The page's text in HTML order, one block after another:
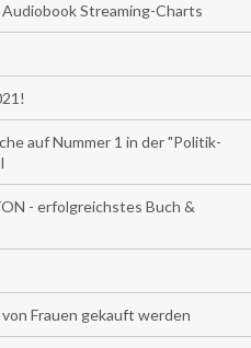
Streaming-Charts
auf Nummer 1 in der "Politik-
- erfolgreichstes Buch &
Frauen gekauft werden